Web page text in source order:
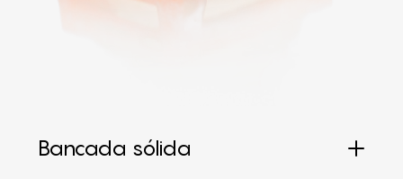
Bancada sólida